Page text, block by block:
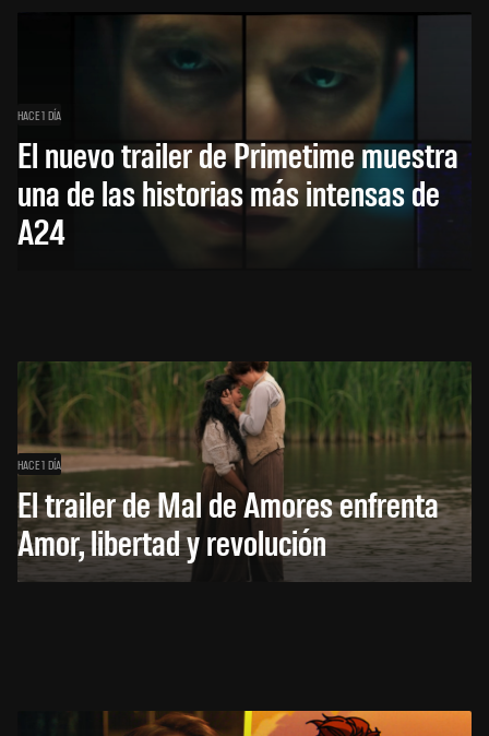
HACE 1 DÍA
El nuevo trailer de Primetime muestra
una de las historias más intensas de
A24
HACE 1 DÍA
El trailer de Mal de Amores enfrenta
Amor, libertad y revolución